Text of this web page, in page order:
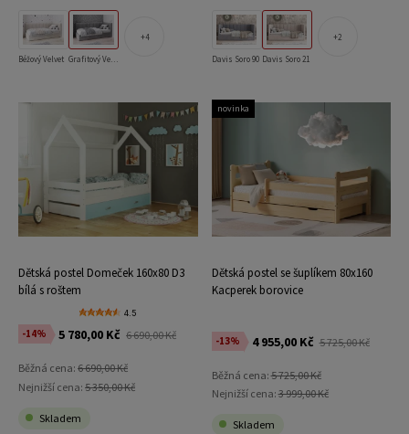
Béžový Velvet Grafitový Velvet
4
Davis Soro 90 Davis Soro 21
2
Dětská postel Domeček 160x80 D3
bílá s roštem
4.5
-14% 5 780,00 Kč 6 690,00 Kč
Běžná cena: 6 690,00 Kč
Nejnižší cena: 5 350,00 Kč
Skladem
Dětská postel se šuplíkem 80x160
Kacperek borovice
-13% 4 955,00 Kč 5 725,00 Kč
Běžná cena:5 725,00 Kč
Nejnižší cena:3 999,00 Kč
Skladem
novinka